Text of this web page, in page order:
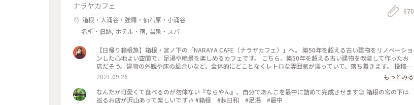
ナラヤカフェ
箱根・大涌谷・強羅・仙石原・小涌谷
名所・旧跡, ホテル・宿, 温泉・スパ
670
【日帰り箱根旅】箱根・宮ノ下の「NARAYA CAFE（ナラヤカフェ）」へ。 築50年を超える古い建物をリノベーショ
ンした心地よい空間で、足湯や絶景を楽しめるカフェです。 こちら、築50年を超える古い建物を改装して作ったお
店だそう。建物の外観や床の風合いなど、全体的にどことなくレトロな雰囲気が漂っていて、落ち着きます。 投稿し
たのは店内席の写真。どの窓からも箱根の山が一望できて最高……！ 癒やされました🌳🌲 #私のことりっぷ #箱根
カフェ #ナラヤカフェ
2021.09.26
もっとみる
なんだか可愛くて食べるのが勿体ない『ならやん』。自分であんこを最中に詰めて完成させます😊 箱根の宮の下は
巡るお店が沢山あって楽しいです🎶 #箱根 #秋日和 #足湯 #最中